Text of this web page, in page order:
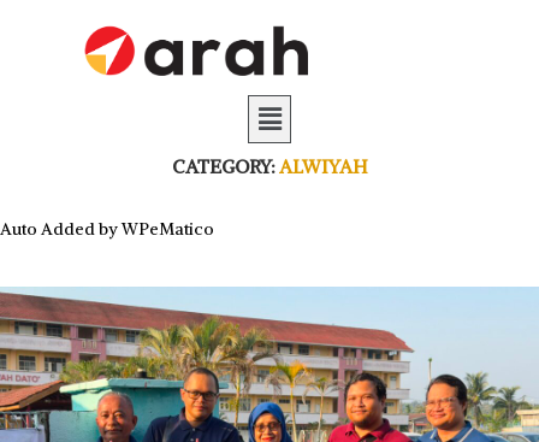
CATEGORY:ALWIYAH
Auto Added by WPeMatico